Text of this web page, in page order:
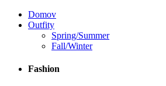
Domov
Outfity
Spring/Summer
Fall/Winter
Fashion